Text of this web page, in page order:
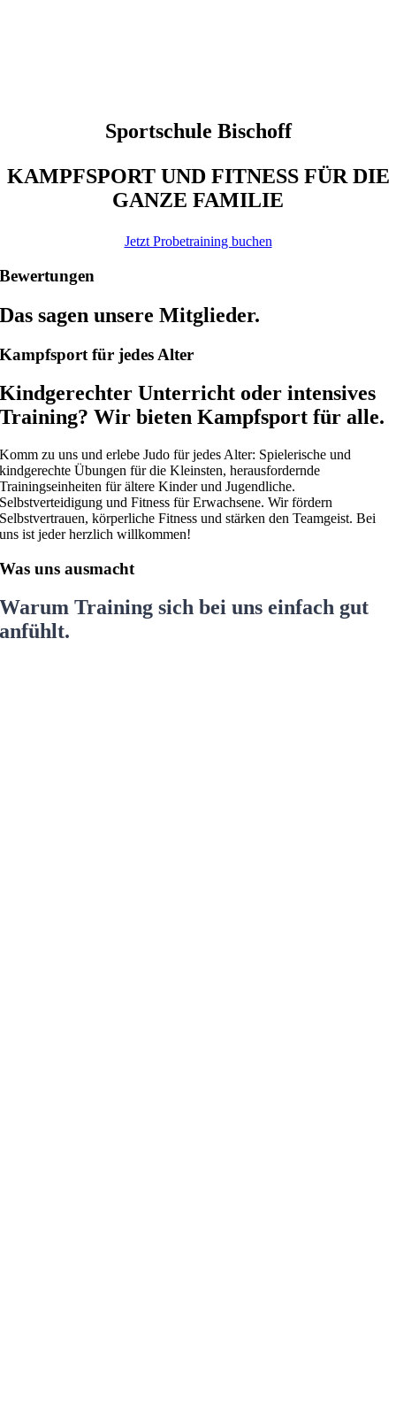
Sportschule Bischoff
KAMPFSPORT UND FITNESS FÜR DIE
GANZE FAMILIE
Jetzt Probetraining buchen
Bewertungen
Das sagen unsere Mitglieder.
Kampfsport für jedes Alter
Kindgerechter Unterricht oder intensives
Training? Wir bieten Kampfsport für alle.
Komm zu uns und erlebe Judo für jedes Alter: Spielerische und
kindgerechte Übungen für die Kleinsten, herausfordernde
Trainingseinheiten für ältere Kinder und Jugendliche.
Selbstverteidigung und Fitness für Erwachsene. Wir fördern
Selbstvertrauen, körperliche Fitness und stärken den Teamgeist. Bei
uns ist jeder herzlich willkommen!
Was uns ausmacht
Warum Training sich bei uns einfach gut
anfühlt.